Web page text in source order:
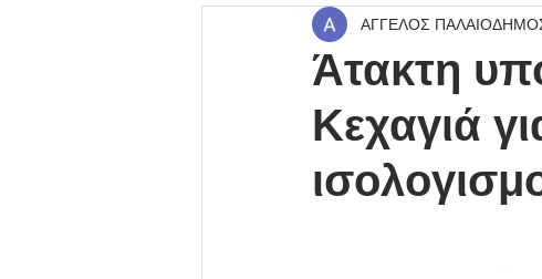
Άτακτη
Κεχαγιά
ΑΓΓΕΛΟΣ